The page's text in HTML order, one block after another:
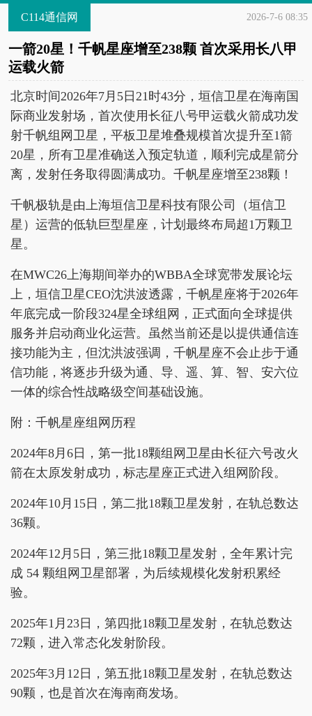
C114通信网 2026-7-6 08:35
一箭20星！千帆星座增至238颗 首次采用长八甲
运载火箭
北京时间2026年7月5日21时43分，垣信卫星在海南国
际商业发射场，首次使用长征八号甲运载火箭成功发
射千帆组网卫星，平板卫星堆叠规模首次提升至1箭
20星，所有卫星准确送入预定轨道，顺利完成星箭分
离，发射任务取得圆满成功。千帆星座增至238颗！
千帆极轨是由上海垣信卫星科技有限公司（垣信卫
星）运营的低轨巨型星座，计划最终布局超1万颗卫
星。
在MWC26上海期间举办的WBBA全球宽带发展论坛
上，垣信卫星CEO沈洪波透露，千帆星座将于2026年
年底完成一阶段324星全球组网，正式面向全球提供
服务并启动商业化运营。虽然当前还是以提供通信连
接功能为主，但沈洪波强调，千帆星座不会止步于通
信功能，将逐步升级为通、导、遥、算、智、安六位
一体的综合性战略级空间基础设施。
附：千帆星座组网历程
2024年8月6日，第一批18颗组网卫星由长征六号改火
箭在太原发射成功，标志星座正式进入组网阶段。
2024年10月15日，第二批18颗卫星发射，在轨总数达
36颗。
2024年12月5日，第三批18颗卫星发射，全年累计完
成 54 颗组网卫星部署，为后续规模化发射积累经
验。
2025年1月23日，第四批18颗卫星发射，在轨总数达
72颗，进入常态化发射阶段。
2025年3月12日，第五批18颗卫星发射，在轨总数达
90颗，也是首次在海南商发场。